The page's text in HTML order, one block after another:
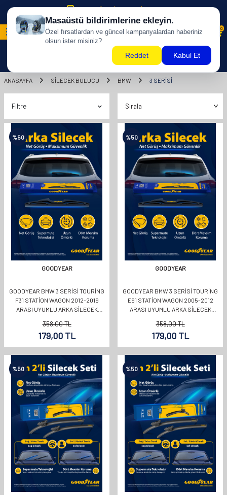
500 TL ÜZERİ KARGO BİZDEN !
0
ANASAYFA SILECEK BULUCU BMW 3 SERİSİ
Filtre
%50
GOODYEAR
GOODYEAR BMW 3 SERISI TOURING
F31 STATION WAGON 2012-2019
ARASI UYUMLU ARKA SILECEK
358,00TL
179,00 TL
%50
GOODYEAR
GOODYEAR BMW 3 SERISI TOURING
E91 STATION WAGON 2005-2012
ARASI UYUMLU ARKA SILECEK
358,00TL
179,00 TL
%50 %50